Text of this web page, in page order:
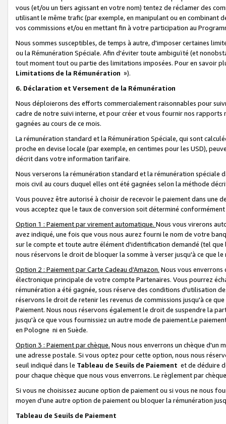
vous (et/ou un tiers agissant en votre nom) tentez de réclamer des
utilisant le même trafic (par exemple, en manipulant ou en combinant
vos commissions et/ou en mettant fin à votre participation au
Nous sommes susceptibles, de temps à autre, d'imposer certaines
ou la Rémunération Spéciale. Afin d'éviter toute ambiguïté (et
tout moment tout ou partie des limitations imposées. Pour en savoir
Limitations de la Rémunération »).
6. Déclaration et Versement de la Rémunération
Nous déploierons des efforts commercialement raisonnables pour
cadre de notre suivi interne, et pour créer et vous fournir nos
gagnées au cours de ce mois.
La rémunération standard et la Rémunération Spéciale, qui sont
proche en devise locale (par exemple, en centimes pour les USD),
décrit dans votre information tarifaire.
Nous verserons la rémunération standard et la rémunération spéciale
mois civil au cours duquel elles ont été gagnées selon la méthode
Vous pouvez être autorisé à choisir de recevoir le paiement dans une
vous acceptez que le taux de conversion soit déterminé
Option 1 : Paiement par virement automatique. Nous vous virerons
avez indiqué, une fois que vous nous aurez fourni le nom de votre
sur le compte et toute autre élément d'identification demandé (tel que
nous réservons le droit de bloquer la somme à verser jusqu'à ce que
Option 2 : Paiement par Carte Cadeau d’Amazon. Nous vous
électronique principale de votre compte Partenaires. Vous pourrez
rémunération a été gagnée, sous réserve des conditions d'utilisation
réservons le droit de retenir les revenus de commissions jusqu'à ce
Paiement. Nous nous réservons également le droit de suspendre la
jusqu'à ce que vous fournissiez un autre mode de paiement.Le
en Pologne ni en Suède.
Option 3 : Paiement par chèque. Nous nous enverrons un chèque d'un
une adresse postale. Si vous optez pour cette option, nous nous
seuil indiqué dans le Tableau de Seuils de Paiement et de déduire
pour chaque chèque que nous vous enverrons. Le règlement par
Si vous ne choisissez aucune option de paiement ou si vous ne nous
moyen d’une autre option de paiement ou bloquer la rémunération
Tableau de Seuils de Paiement